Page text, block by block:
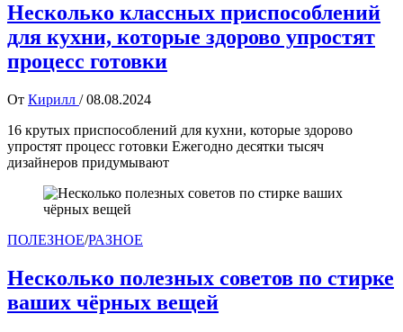
Несколько классных приспособлений
для кухни, которые здорово упростят
процесс готовки
От Кирилл / 08.08.2024
16 крутых приспособлений для кухни, которые здорово
упростят процесс готовки Ежегодно десятки тысяч
дизайнеров придумывают
ПОЛЕЗНОЕ/РАЗНОЕ
Несколько полезных советов по стирке
ваших чёрных вещей